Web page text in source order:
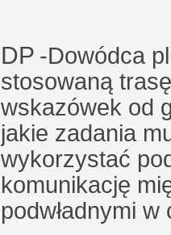
DP -Dowódca
stosowaną
wskazówek od
jakie zadania
wykorzystać
komunikację
podwładnymi w